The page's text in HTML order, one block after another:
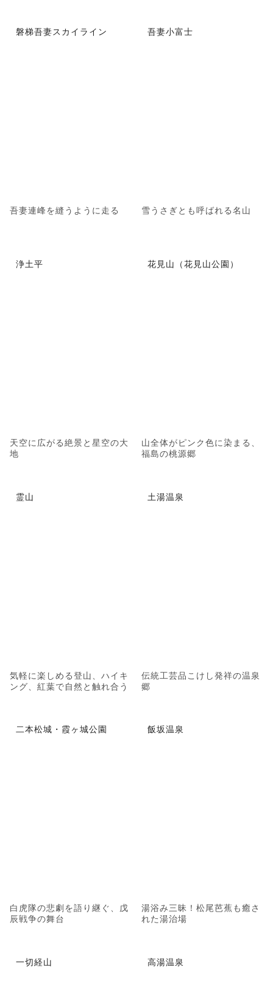
磐梯吾妻スカイライン
吾妻連峰を縫うように走る
吾妻小富士
雪うさぎとも呼ばれる名山
浄土平
天空に広がる絶景と星空の大
地
花見山（花見山公園）
山全体がピンク色に染まる、
福島の桃源郷
霊山
気軽に楽しめる登山、ハイキ
ング、紅葉で自然と触れ合う
土湯温泉
伝統工芸品こけし発祥の温泉
郷
二本松城・霞ヶ城公園
白虎隊の悲劇を語り継ぐ、戊
辰戦争の舞台
飯坂温泉
湯浴み三昧！松尾芭蕉も癒さ
れた湯治場
一切経山 高湯温泉